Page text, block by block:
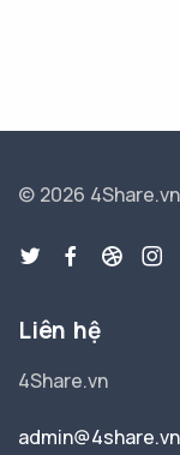
© 2026 4Share.vn
Liên hệ
4Share.vn
admin@4share.vn